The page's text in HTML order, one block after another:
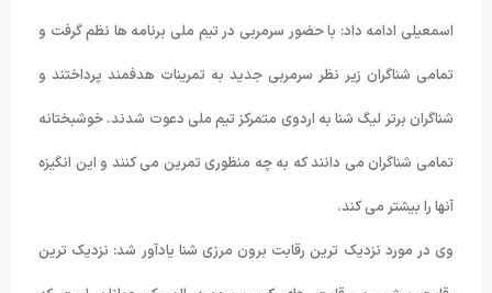
اسمعیلی ادامه داد: با حضور سرمربی در تیم ملی برنامه ها نظم گرفت و
تمامی شناگران زیر نظر سرمربی جدید به تمرینات هدفمند پرداختند و
شناگران برتر لیگ شنا به اردوی متمرکز تیم ملی دعوت شدند. خوشبختانه
تمامی شناگران می دانند که به چه منظوری تمرین می کنند و این انگیزه
آنها را بیشتر می کند.
وی در مورد نزدیک ترین رقابت برون مرزی شنا یادآور شد: نزدیک ترین